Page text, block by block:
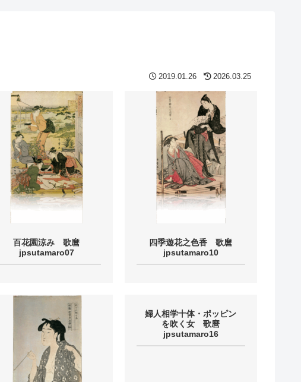
2019.01.26 2026.03.25
百花園涼み 歌麿
jpsutamaro07
四季遊花之色香 歌麿
jpsutamaro10
婦人相学十体・ポッピン
を吹く女 歌麿
jpsutamaro16